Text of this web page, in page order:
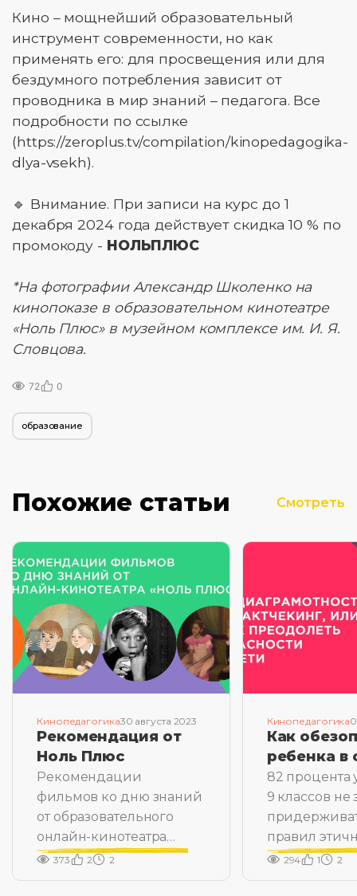
Кино – мощнейший образовательный
инструмент современности, но как
применять его: для просвещения или для
бездумного потребления зависит от
проводника в мир знаний – педагога. Все
подробности по ссылке
(https://zeroplus.tv/compilation/kinopedagogika-
dlya-vsekh).
🔹 Внимание. При записи на курс до 1
декабря 2024 года действует скидка 10 % по
промокоду - НОЛЬПЛЮС
*На фотографии Александр Школенко на
кинопоказе в образовательном кинотеатре
«Ноль Плюс» в музейном комплексе им. И. Я.
Словцова.
72 0
образование
Похожие статьи Смотреть
Кинопедагогика30 августа 2023
Рекомендация от
Ноль Плюс
Рекомендации
фильмов ко дню знаний
от образовательного
онлайн-кинотеатра
«Ноль Плюс»
373 2 2
Кинопедагогика
Как
ребенка в
82 процента
9 классов не
правил
общения в
294 1 2